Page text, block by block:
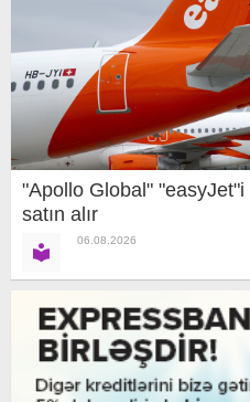
"Apollo Global"
satın alır
06.08.2026